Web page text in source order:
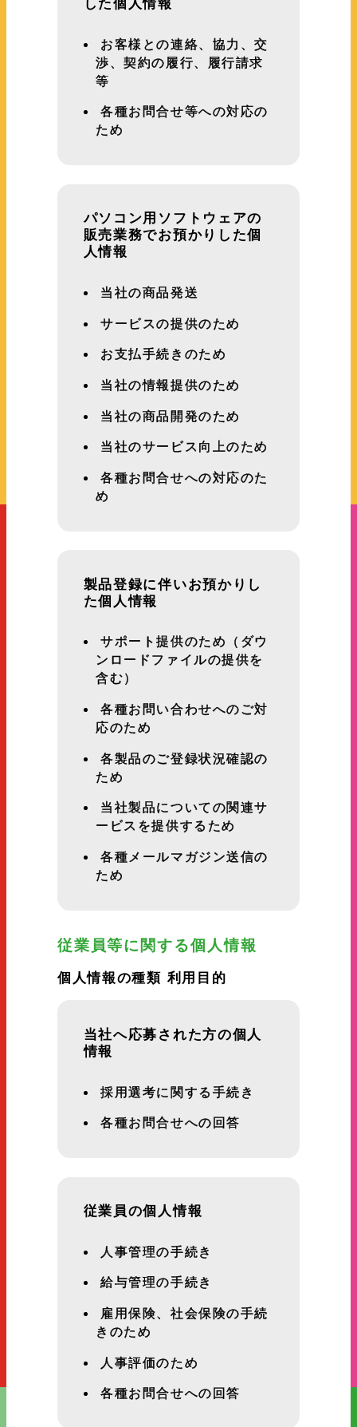
した個人情報
お客様との連絡、協力、交
渉、契約の履行、履行請求
等
各種お問合せ等への対応の
ため
パソコン用ソフトウェアの
販売業務でお預かりした個
人情報
当社の商品発送
サービスの提供のため
お支払手続きのため
当社の情報提供のため
当社の商品開発のため
当社のサービス向上のため
各種お問合せへの対応のた
め
製品登録に伴いお預かりし
た個人情報
サポート提供のため（ダウ
ンロードファイルの提供を
含む）
各種お問い合わせへのご対
応のため
各製品のご登録状況確認の
ため
当社製品についての関連サ
ービスを提供するため
各種メールマガジン送信の
ため
従業員等に関する個人情報
個人情報の種類 利用目的
当社へ応募された方の個人
情報
採用選考に関する手続き
各種お問合せへの回答
従業員の個人情報
人事管理の手続き
給与管理の手続き
雇用保険、社会保険の手続
きのため
人事評価のため
各種お問合せへの回答